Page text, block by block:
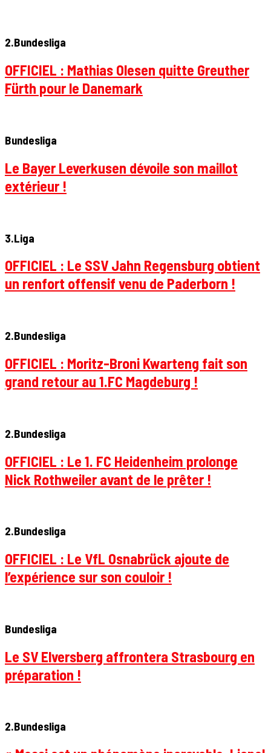
2.Bundesliga
OFFICIEL : Mathias Olesen quitte Greuther
Fürth pour le Danemark
Bundesliga
Le Bayer Leverkusen dévoile son maillot
extérieur !
3.Liga
OFFICIEL : Le SSV Jahn Regensburg obtient
un renfort offensif venu de Paderborn !
2.Bundesliga
OFFICIEL : Moritz-Broni Kwarteng fait son
grand retour au 1.FC Magdeburg !
2.Bundesliga
OFFICIEL : Le 1. FC Heidenheim prolonge
Nick Rothweiler avant de le prêter !
2.Bundesliga
OFFICIEL : Le VfL Osnabrück ajoute de
l’expérience sur son couloir !
Bundesliga
Le SV Elversberg affrontera Strasbourg en
préparation !
2.Bundesliga